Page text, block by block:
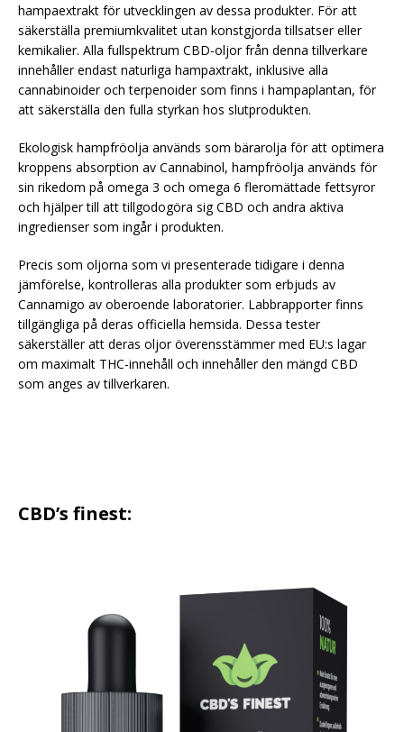
hampaextrakt för utvecklingen av dessa produkter. För att
säkerställa premiumkvalitet utan konstgjorda tillsatser eller
kemikalier. Alla fullspektrum CBD-oljor från denna tillverkare
innehåller endast naturliga hampaxtrakt, inklusive alla
cannabinoider och terpenoider som finns i hampaplantan, för
att säkerställa den fulla styrkan hos slutprodukten.
Ekologisk hampfröolja används som bärarolja för att optimera
kroppens absorption av Cannabinol, hampfröolja används för
sin rikedom på omega 3 och omega 6 fleromättade fettsyror
och hjälper till att tillgodogöra sig CBD och andra aktiva
ingredienser som ingår i produkten.
Precis som oljorna som vi presenterade tidigare i denna
jämförelse, kontrolleras alla produkter som erbjuds av
Cannamigo av oberoende laboratorier. Labbrapporter finns
tillgängliga på deras officiella hemsida. Dessa tester
säkerställer att deras oljor överensstämmer med EU:s lagar
om maximalt THC-innehåll och innehåller den mängd CBD
som anges av tillverkaren.
CBD’s finest: